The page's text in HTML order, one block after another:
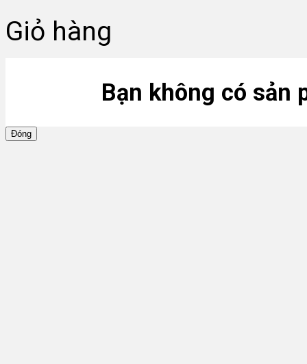
Giỏ hàng
Bạn không có sản
Đóng